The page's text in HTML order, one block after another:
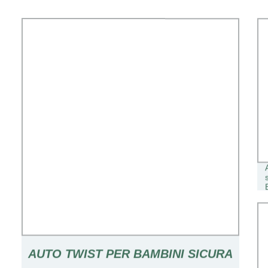
AUTO TWIST PER BAMBINI SICURA